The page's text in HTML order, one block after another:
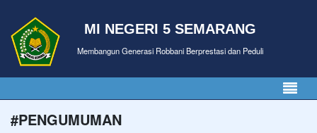
MI NEGERI 5 SEMARANG
Membangun Generasi Robbani Berprestasi dan Peduli
#PENGUMUMAN